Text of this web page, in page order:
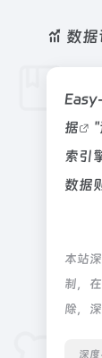
数
据
索引
数据
本站
制，
除，
深